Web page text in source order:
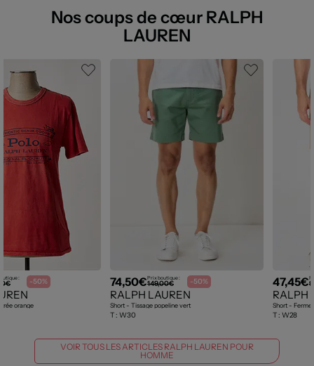
Nos coups de cœur RALPH
LAUREN
: -50%
orange
74,50€Prix boutique :
149,00€ -50%
RALPH LAUREN
Short - Tissage popeline vert
T : W30
47,45€
RALPH
Short -
T : W28
VOIR TOUS LES ARTICLES RALPH LAUREN POUR
HOMME